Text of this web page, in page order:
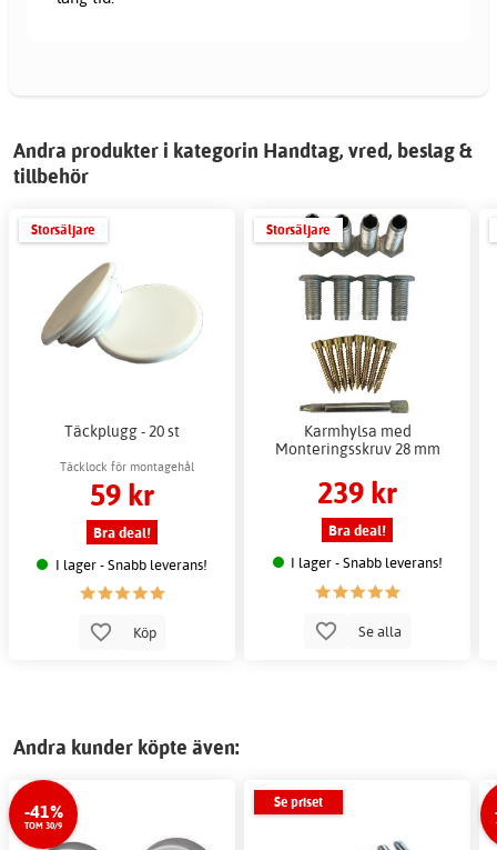
Andra produkter i kategorin Handtag, vred, beslag &
tillbehör
Storsäljare
Täckplugg - 20 st
Täcklock för montagehål
59 kr
Bra deal!
I lager - Snabb leverans!
Köp
Storsäljare
Karmhylsa med
Monteringsskruv 28 mm
239 kr
Bra deal!
I lager - Snabb leverans!
Se alla
Andra kunder köpte även:
-41%
TOM 30/9
Se priset